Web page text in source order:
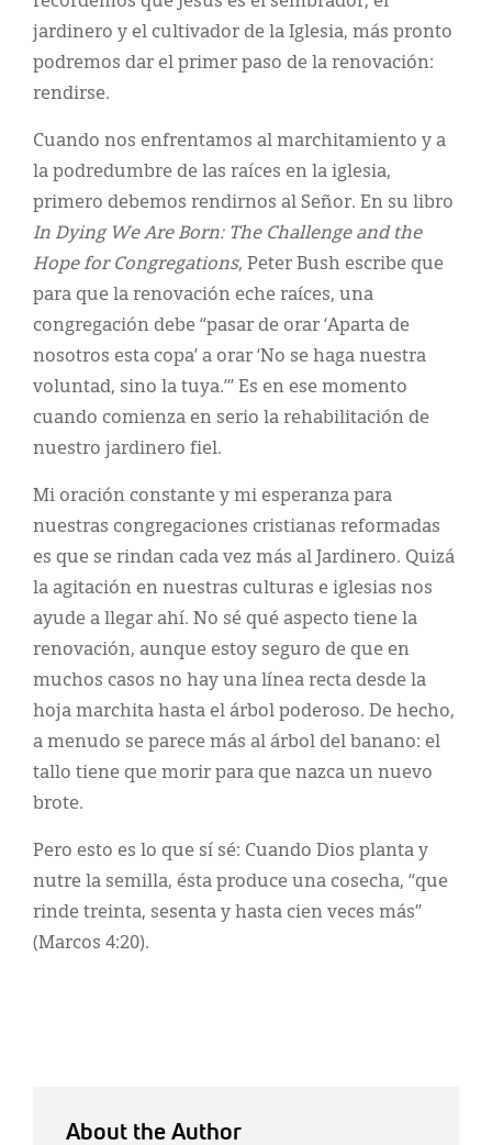
jardinero y el cultivador de la Iglesia, más pronto
podremos dar el primer paso de la renovación:
rendirse.
Cuando nos enfrentamos al marchitamiento y a
la podredumbre de las raíces en la iglesia,
primero debemos rendirnos al Señor. En su libro
In Dying We Are Born: The Challenge and the
Hope for Congregations, Peter Bush escribe que
para que la renovación eche raíces, una
congregación debe “pasar de orar ‘Aparta de
nosotros esta copa’ a orar ‘No se haga nuestra
voluntad, sino la tuya.’” Es en ese momento
cuando comienza en serio la rehabilitación de
nuestro jardinero fiel.
Mi oración constante y mi esperanza para
nuestras congregaciones cristianas reformadas
es que se rindan cada vez más al Jardinero. Quizá
la agitación en nuestras culturas e iglesias nos
ayude a llegar ahí. No sé qué aspecto tiene la
renovación, aunque estoy seguro de que en
muchos casos no hay una línea recta desde la
hoja marchita hasta el árbol poderoso. De hecho,
a menudo se parece más al árbol del banano: el
tallo tiene que morir para que nazca un nuevo
brote.
Pero esto es lo que sí sé: Cuando Dios planta y
nutre la semilla, ésta produce una cosecha, “que
rinde treinta, sesenta y hasta cien veces más”
(Marcos 4:20).
About the Author